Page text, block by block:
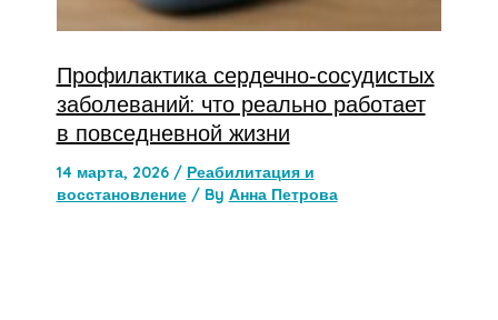
Профилактика сердечно‑сосудистых
заболеваний: что реально работает
в повседневной жизни
14 марта, 2026 / Реабилитация и
восстановление/ By Анна Петрова